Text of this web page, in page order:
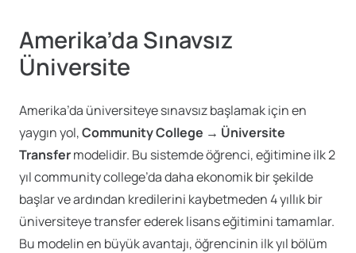
Amerika’da Sınavsız
Üniversite
Amerika’da üniversiteye sınavsız başlamak için en
yaygın yol,Community College → Üniversite
Transfermodelidir. Bu sistemde öğrenci, eğitimine ilk 2
yıl community college’da daha ekonomik bir şekilde
başlar ve ardından kredilerini kaybetmeden 4 yıllık bir
üniversiteye transfer ederek lisans eğitimini tamamlar.
Bu modelin en büyük avantajı, öğrencinin ilk yıl bölüm